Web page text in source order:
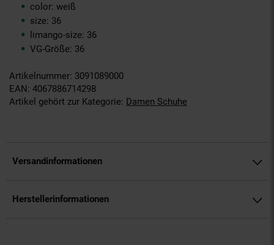
color: weiß
size: 36
limango-size: 36
VG-Größe: 36
Artikelnummer: 3091089000
EAN: 4067886714298
Artikel gehört zur Kategorie: Damen Schuhe
Versandinformationen
Herstellerinformationen